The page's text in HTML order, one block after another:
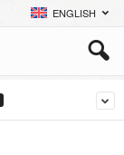
ENGLISH